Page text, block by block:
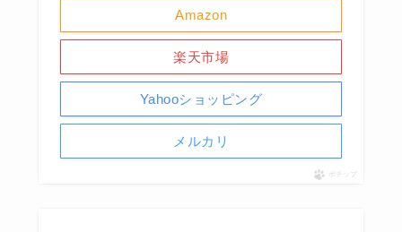
Amazon
楽天市場
Yahooショッピング
メルカリ
ポチップ